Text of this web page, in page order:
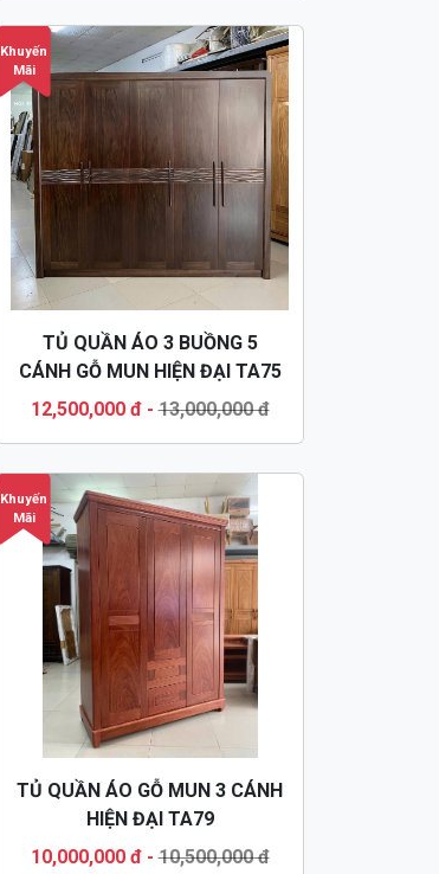
Khuyến
Mãi
TỦ QUẦN ÁO 3 BUỒNG 5
CÁNH GỖ MUN HIỆN ĐẠI TA75
12,500,000 đ-13,000,000 đ
Khuyến
Mãi
TỦ QUẦN ÁO GỖ MUN 3 CÁNH
HIỆN ĐẠI TA79
10,000,000 đ-10,500,000 đ